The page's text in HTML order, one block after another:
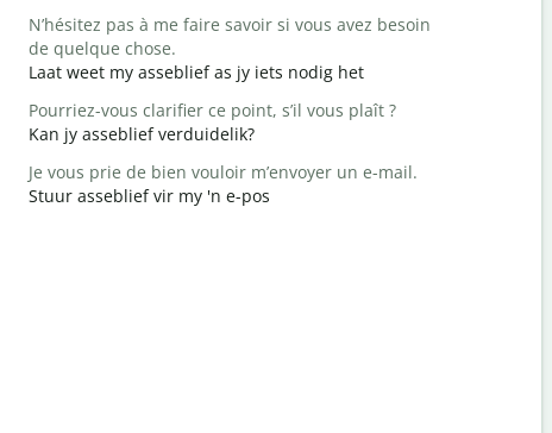
N’hésitez pas à me faire savoir si vous avez besoin
de quelque chose.
Laat weet my asseblief as jy iets nodig het
Pourriez-vous clarifier ce point, s’il vous plaît ?
Kan jy asseblief verduidelik?
Je vous prie de bien vouloir m’envoyer un e-mail.
Stuur asseblief vir my 'n e-pos